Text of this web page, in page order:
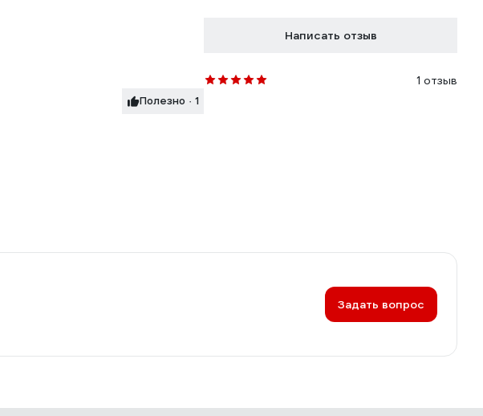
Написать отзыв
1 отзыв
Полезно · 1
Задать вопрос